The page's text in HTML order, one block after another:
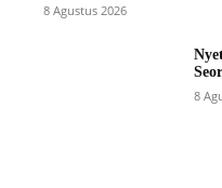
8 Agustus 2026
8